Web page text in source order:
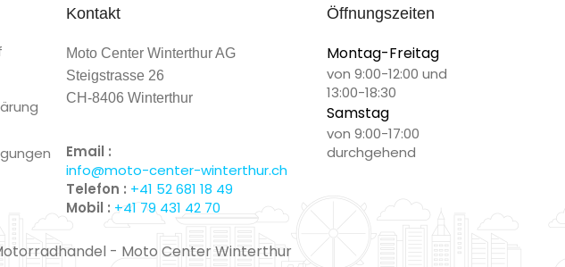
Kontakt
Moto Center Winterthur AG
Steigstrasse 26
CH-8406 Winterthur
Email :
info@moto-center-winterthur.ch
Telefon : +41 52 681 18 49
Mobil : +41 79 431 42 70
Öffnungszeiten
Montag-Freitag
von 9:00-12:00 und
13:00-18:30
Samstag
von 9:00-17:00
durchgehend
- Moto Center Winterthur